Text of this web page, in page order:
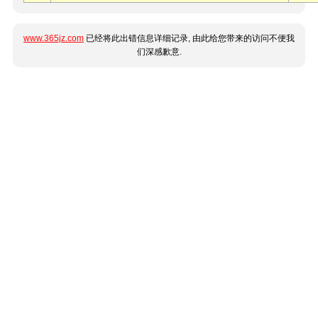
www.365jz.com 已经将此出错信息详细记录, 由此给您带来的访问不便我
们深感歉意.